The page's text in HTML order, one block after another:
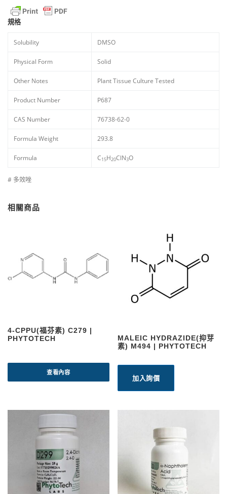
規格
Solubility DMSO
Physical Form Solid
Other Notes Plant Tissue Culture Tested
Product Number P687
CAS Number 76738-62-0
Formula Weight 293.8
Formula C15H20ClN3O
# 多效唑
相關商品
4-CPPU(福芬素) C279 |
PHYTOTECH
查看內容
MALEIC HYDRAZIDE(抑芽
素) M494 | PHYTOTECH
加入詢價